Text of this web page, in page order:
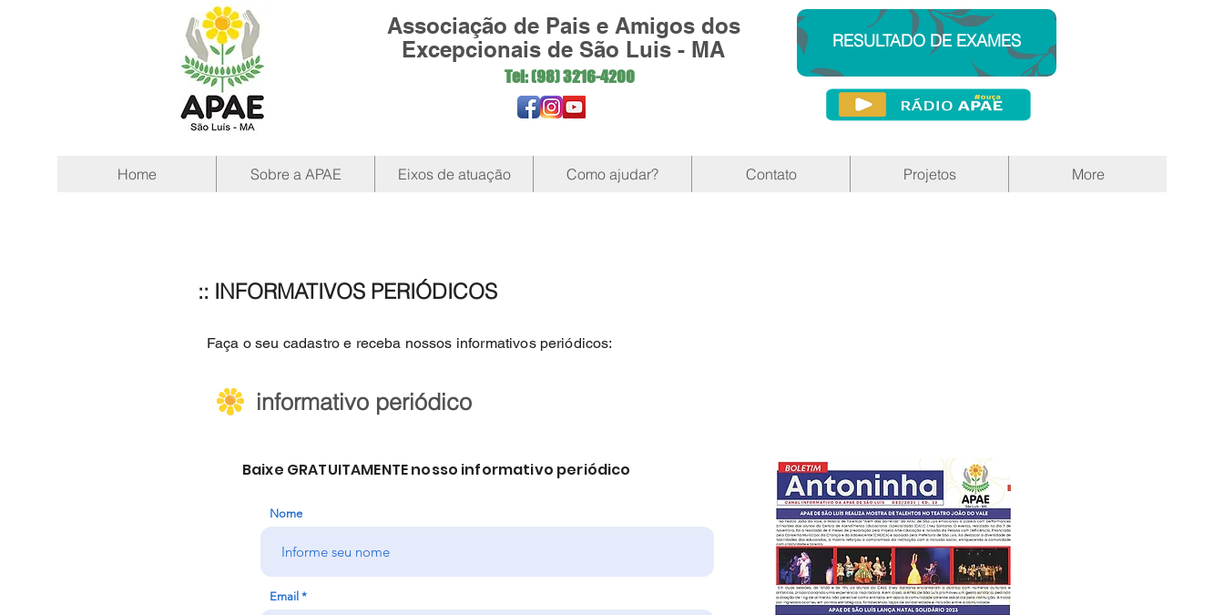
Associação de Pais e Amigos dos
Excepcionais de São Luis - MA
Tel: (98)3216-4200
RESULTADO DE EXAMES
Home Sobre a APAE Eixos de atuação Como ajudar? Contato Projetos More
:: INFORMATIVOS PERIÓDICOS
Faça o seu cadastro e receba nossos informativos periódicos:
informativo periódico
Baixe GRATUITAMENTE nosso informativo periódico
Nome
Email